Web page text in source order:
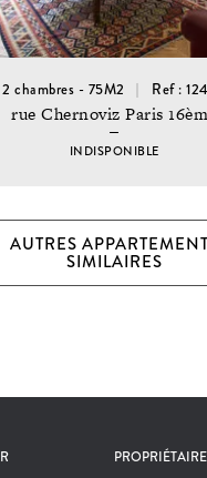
2 chambres - 75M2 Ref :
rue Chernoviz Paris
INDISPONIBLE
AUTRES
SIMILAIRES